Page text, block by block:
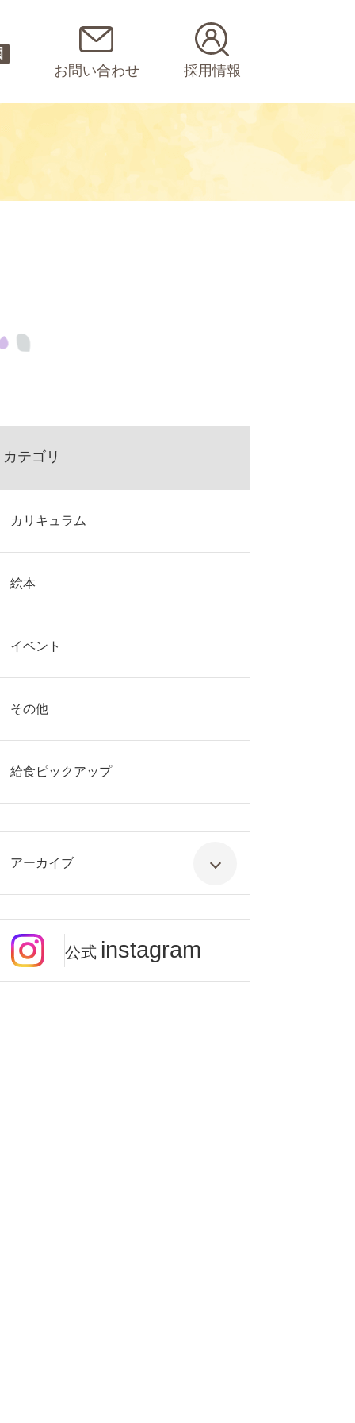
お問い合わせ 採用情報
カテゴリ
カリキュラム
絵本
イベント
その他
給食ピックアップ
アーカイブ
公式 instagram